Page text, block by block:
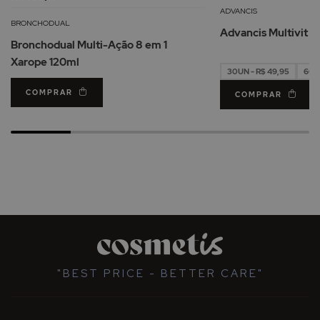
BRONCHODUAL
Bronchodual Multi-Ação 8 em 1
Xarope 120ml
COMPRAR
ADVANCIS
Advancis Multivit
30UN - R$ 49,95
COMPRAR
"BEST PRICE - BETTER CARE"